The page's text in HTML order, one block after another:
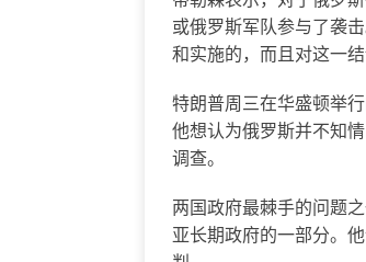
或俄罗斯军队参与了袭
和实施的，而且对这一
特朗普周三在华盛顿举
他想认为俄罗斯并不知
调查。
两国政府最棘手的问题
亚长期政府的一部分。